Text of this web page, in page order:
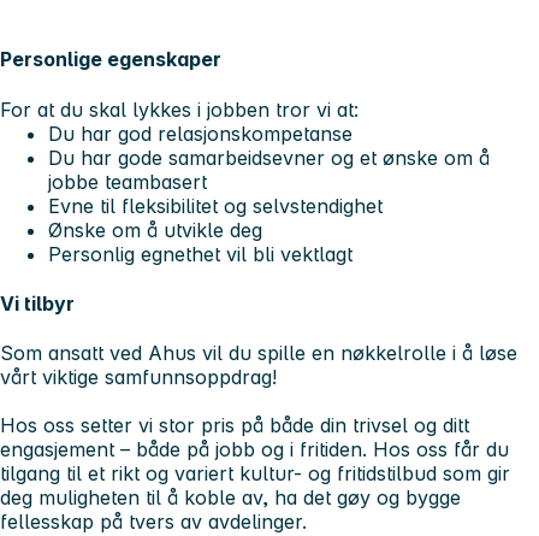
Personlige egenskaper
For at du skal lykkes i jobben tror vi at:
Du har god relasjonskompetanse
Du har gode samarbeidsevner og et ønske om å
jobbe teambasert
Evne til fleksibilitet og selvstendighet
Ønske om å utvikle deg
Personlig egnethet vil bli vektlagt
Vi tilbyr
Som ansatt ved Ahus vil du spille en nøkkelrolle i å løse
vårt viktige samfunnsoppdrag!
Hos oss setter vi stor pris på både din trivsel og ditt
engasjement – både på jobb og i fritiden. Hos oss får du
tilgang til et rikt og variert kultur- og fritidstilbud som gir
deg muligheten til å koble av, ha det gøy og bygge
fellesskap på tvers av avdelinger.